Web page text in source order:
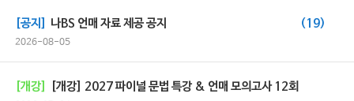
[공지] 나BS 언매 자료 제공 공지 (19)
2026-08-05
[개강] [개강] 2027 파이널 문법 특강 & 언매 모의고사 12회